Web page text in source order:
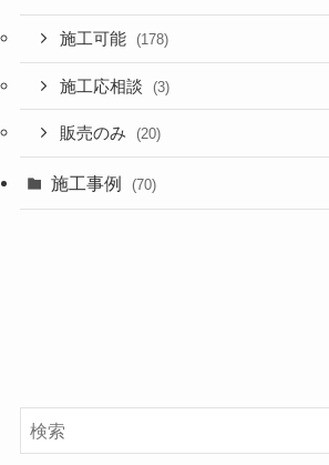
施工可能 (178)
施工応相談 (3)
販売のみ (20)
施工事例 (70)